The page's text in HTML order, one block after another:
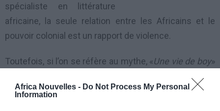
Africa Nouvelles - Do Not Process My Personal
Information
spécialiste en littérature
africaine, la seule relation entre les Africains et le
pouvoir colonial est un rapport de violence.
Toutefois, si l’on se réfère au mythe, «Une vie de boy»
montre que le héros Toundi est victime d’un
châtiment parce qu’ayant trahi les siens, les vivants